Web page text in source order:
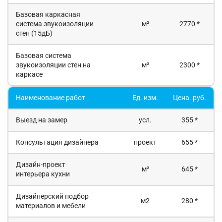
Базовая каркасная
система звукоизоляции
стен (15дБ)
м² 2770 *
Базовая система
звукоизоляции стен на
каркасе
м² 2300 *
Наименование работ Ед. изм. Цена. руб.
Выезд на замер усл. 355 *
Консультация дизайнера проект 655 *
Дизайн-проект
интерьера кухни
м² 645 *
Дизайнерский подбор
материалов и мебели
м2 280 *